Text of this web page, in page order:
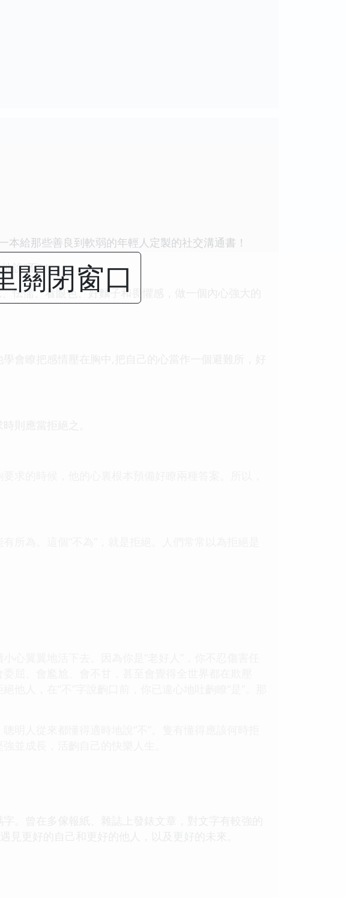
本給那些善良到軟弱的年輕人定製的社交溝通書！
說“不”！
怯懦、看眼色、好麵子和畏懼感，做一個內心強大的
關閉窗口